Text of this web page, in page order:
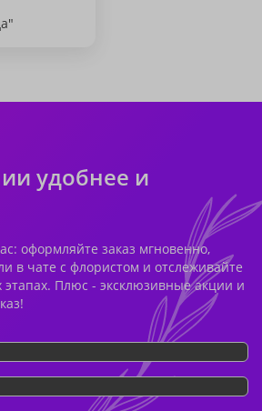
удобнее и
оформляйте заказ мгновенно,
в чате с флористом и отслеживайте
этапах. Плюс - эксклюзивные акции и